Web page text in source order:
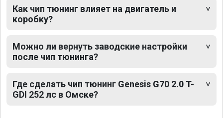
Как чип тюнинг влияет на двигатель и
коробку?
Можно ли вернуть заводские настройки
после чип тюнинга?
Где сделать чип тюнинг Genesis G70 2.0 T-
GDI 252 лс в Омске?